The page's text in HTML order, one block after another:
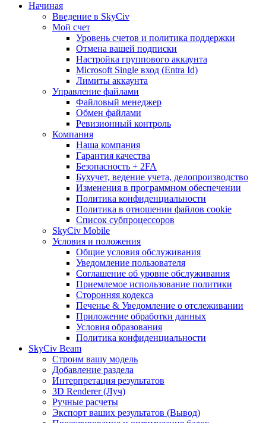
Начиная
Введение в SkyCiv
Мой счет
Уровень счетов и политика поддержки
Отмена вашей подписки
Настройка группового аккаунта
Microsoft Single вход (Entra Id)
Лимиты аккаунта
Управление файлами
Файловый менеджер
Обмен файлами
Ревизионный контроль
Компания
Наша компания
Гарантия качества
Безопасность + 2FA
Бухучет, ведение учета, делопроизводство
Изменения в программном обеспечении
Политика конфиденциальности
Политика в отношении файлов cookie
Список субпроцессоров
SkyCiv Mobile
Условия и положения
Общие условия обслуживания
Уведомление пользователя
Соглашение об уровне обслуживания
Приемлемое использование политики
Сторонняя кодекса
Печенье & Уведомление о отслеживании
Приложение обработки данных
Условия образования
Политика конфиденциальности
SkyCiv Beam
Строим вашу модель
Добавление раздела
Интерпретация результатов
3D Renderer (Луч)
Ручные расчеты
Экспорт ваших результатов (Вывод)